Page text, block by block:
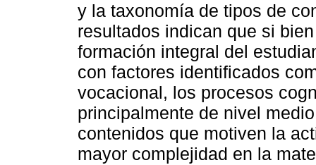
y la taxonomía de tipos de
resultados indican que si
formación integral del
con factores identificados
vocacional, los procesos
principalmente de nivel
contenidos que motiven la
mayor complejidad en la